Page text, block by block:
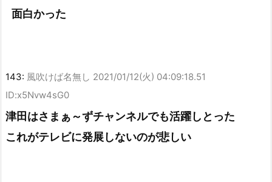
面白かった
143: 風吹けば名無し 2021/01/12(火) 04:09:18.51
ID:x5Nvw4sG0
津田はさまぁ～ずチャンネルでも活躍しとった
これがテレビに発展しないのが悲しい